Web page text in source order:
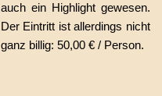
auch ein Highlight gewesen.
Der Eintritt ist allerdings nicht
ganz billig: 50,00 € / Person.